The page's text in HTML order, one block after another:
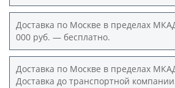
Доставка по Москве в пределах
000 руб. — бесплатно.
Доставка по Москве в пределах
Доставка до транспортной